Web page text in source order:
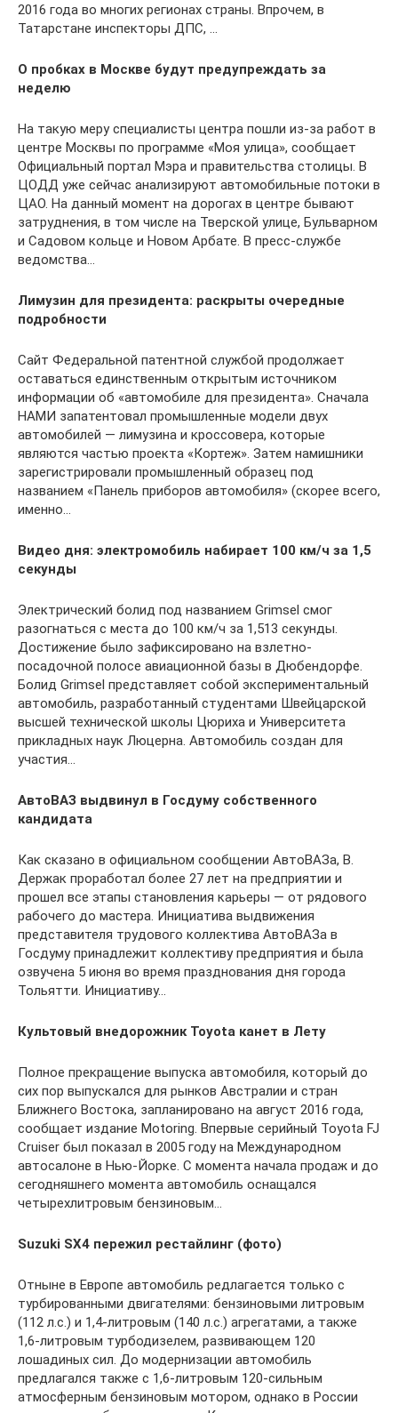
2016 года во многих регионах страны. Впрочем, в
Татарстане инспекторы ДПС, …
О пробках в Москве будут предупреждать за
неделю
На такую меру специалисты центра пошли из-за работ в
центре Москвы по программе «Моя улица», сообщает
Официальный портал Мэра и правительства столицы. В
ЦОДД уже сейчас анализируют автомобильные потоки в
ЦАО. На данный момент на дорогах в центре бывают
затруднения, в том числе на Тверской улице, Бульварном
и Садовом кольце и Новом Арбате. В пресс-службе
ведомства…
Лимузин для президента: раскрыты очередные
подробности
Сайт Федеральной патентной службой продолжает
оставаться единственным открытым источником
информации об «автомобиле для президента». Сначала
НАМИ запатентовал промышленные модели двух
автомобилей — лимузина и кроссовера, которые
являются частью проекта «Кортеж». Затем намишники
зарегистрировали промышленный образец под
названием «Панель приборов автомобиля» (скорее всего,
именно…
Видео дня: электромобиль набирает 100 км/ч за 1,5
секунды
Электрический болид под названием Grimsel смог
разогнаться с места до 100 км/ч за 1,513 секунды.
Достижение было зафиксировано на взлетно-
посадочной полосе авиационной базы в Дюбендорфе.
Болид Grimsel представляет собой экспериментальный
автомобиль, разработанный студентами Швейцарской
высшей технической школы Цюриха и Университета
прикладных наук Люцерна. Автомобиль создан для
участия…
АвтоВАЗ выдвинул в Госдуму собственного
кандидата
Как сказано в официальном сообщении АвтоВАЗа, В.
Держак проработал более 27 лет на предприятии и
прошел все этапы становления карьеры — от рядового
рабочего до мастера. Инициатива выдвижения
представителя трудового коллектива АвтоВАЗа в
Госдуму принадлежит коллективу предприятия и была
озвучена 5 июня во время празднования дня города
Тольятти. Инициативу…
Культовый внедорожник Toyota канет в Лету
Полное прекращение выпуска автомобиля, который до
сих пор выпускался для рынков Австралии и стран
Ближнего Востока, запланировано на август 2016 года,
сообщает издание Motoring. Впервые серийный Toyota FJ
Cruiser был показал в 2005 году на Международном
автосалоне в Нью-Йорке. С момента начала продаж и до
сегодняшнего момента автомобиль оснащался
четырехлитровым бензиновым…
Suzuki SX4 пережил рестайлинг (фото)
Отныне в Европе автомобиль редлагается только с
турбированными двигателями: бензиновыми литровым
(112 л.с.) и 1,4-литровым (140 л.с.) агрегатами, а также
1,6-литровым турбодизелем, развивающем 120
лошадиных сил. До модернизации автомобиль
предлагался также с 1,6-литровым 120-сильным
атмосферным бензиновым мотором, однако в России